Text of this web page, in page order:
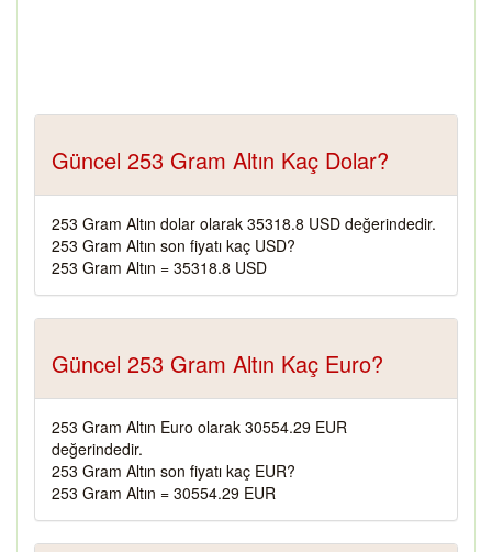
Güncel 253 Gram Altın Kaç Dolar?
253 Gram Altın dolar olarak 35318.8 USD değerindedir.
253 Gram Altın son fiyatı kaç USD?
253 Gram Altın = 35318.8 USD
Güncel 253 Gram Altın Kaç Euro?
253 Gram Altın Euro olarak 30554.29 EUR
değerindedir.
253 Gram Altın son fiyatı kaç EUR?
253 Gram Altın = 30554.29 EUR